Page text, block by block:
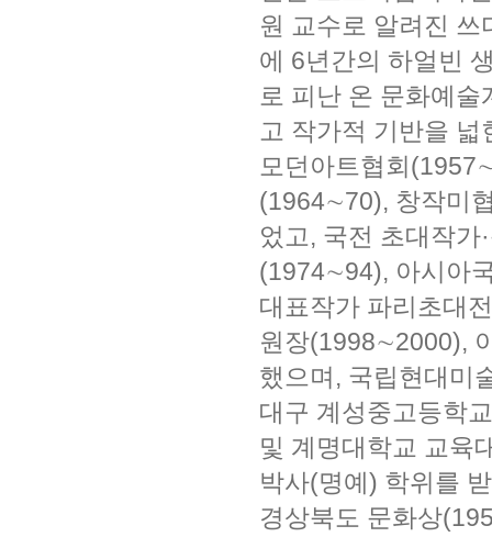
원 교수로 알려진
에 6년간의 하얼빈
로 피난 온 문화예술
고 작가적 기반을 넓
모던아트협회
(1964∼70), 창작미
었고, 국전 초대작
(1974∼94), 아시아
대표작가 파리초대
원장(1998∼2000),
했으며, 국립현대미
대구 계성중고등학
및 계명대학교 교육
박사(명예) 학위를
경상북도 문화상